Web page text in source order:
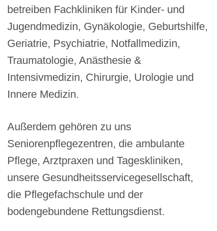
betreiben Fachkliniken für Kinder- und
Jugendmedizin, Gynäkologie, Geburtshilfe,
Geriatrie, Psychiatrie, Notfallmedizin,
Traumatologie, Anästhesie &
Intensivmedizin, Chirurgie, Urologie und
Innere Medizin.
Außerdem gehören zu uns
Seniorenpflegezentren, die ambulante
Pflege, Arztpraxen und Tageskliniken,
unsere Gesundheitsservicegesellschaft,
die Pflegefachschule und der
bodengebundene Rettungsdienst.